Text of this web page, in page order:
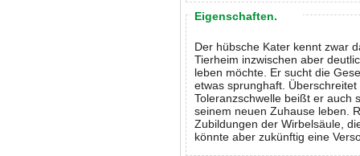
Eigenschaften.
Der hübsche Kater kennt zwar
Tierheim inzwischen aber
leben möchte. Er sucht die
etwas sprunghaft.
Toleranzschwelle beißt er auch
seinem neuen Zuhause leben.
Zubildungen der Wirbelsäule,
könnte aber zukünftig eine